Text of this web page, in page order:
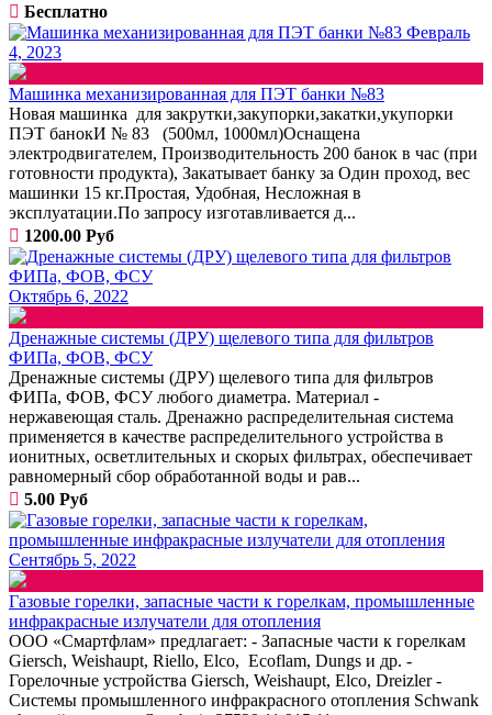
Бесплатно
Февраль
4, 2023
Машинка механизированная для ПЭТ банки №83
Новая машинка для закрутки,закупорки,закатки,укупорки
ПЭТ банокИ № 83 (500мл, 1000мл)Оснащена
электродвигателем, Производительность 200 банок в час (при
готовности продукта), Закатывает банку за Один проход, вес
машинки 15 кг.Простая, Удобная, Несложная в
эксплуатации.По запросу изготавливается д...
1200.00 Руб
Октябрь 6, 2022
Дренажные системы (ДРУ) щелевого типа для фильтров
ФИПа, ФОВ, ФСУ
Дренажные системы (ДРУ) щелевого типа для фильтров
ФИПа, ФОВ, ФСУ любого диаметра. Материал -
нержавеющая сталь. Дренажно распределительная система
применяется в качестве распределительного устройства в
ионитных, осветлительных и скорых фильтрах, обеспечивает
равномерный сбор обработанной воды и рав...
5.00 Руб
Сентябрь 5, 2022
Газовые горелки, запасные части к горелкам, промышленные
инфракрасные излучатели для отопления
ООО «Смартфлам» предлагает: - Запасные части к горелкам
Giersch, Weishaupt, Riello, Elco, Ecoflam, Dungs и др. -
Горелочные устройства Giersch, Weishaupt, Elco, Dreizler -
Системы промышленного инфракрасного отопления Schwank